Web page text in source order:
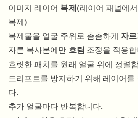
이미지 레이어 복제(레이어 패널에
복제)
복제물을 얼굴 주위로 촘촘하게 자
자른 복사본에만 흐림 조정을 적용
흐릿한 패치를 원래 얼굴 위에 정렬
드리프트를 방지하기 위해 레이어
다.
추가 얼굴마다 반복합니다.